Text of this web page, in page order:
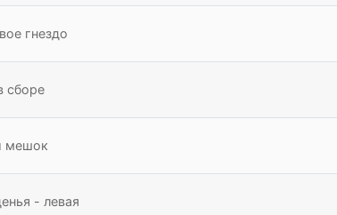
гнездо
сборе
мешок
- левая